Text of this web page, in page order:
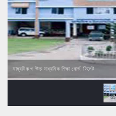
মাধ্যমিক ও উচ্চ মাধ্যমিক শিক্ষা বোর্ড, সিলেট